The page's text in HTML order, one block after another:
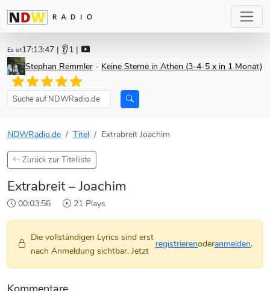
Es ist17:13:47 | 👂1 |
Stephan Remmler - Keine Sterne in Athen (3-4-5 x in 1 Monat)
NDWRadio.de Titel Extrabreit Joachim
Zurück zur Titelliste
Extrabreit – Joachim
00:03:56 21 Plays
Die vollständigen Lyrics sind erst
nach Anmeldung sichtbar. Jetzt
registrierenoderanmelden.